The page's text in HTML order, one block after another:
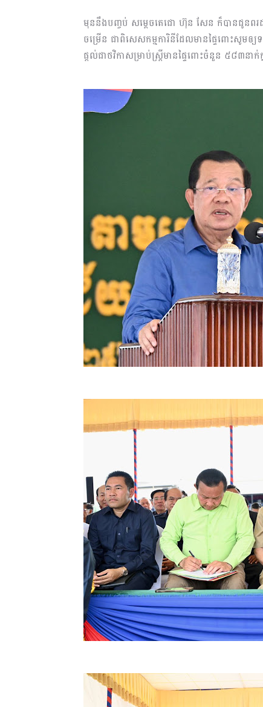
មុននឹងបញ្ចប់ សម្តេចតេជោ ហ៊ុន សែន ក៏បានជូនពរ
ចម្រើន ជាពិសេសកម្មការិនីដែលមានផ្ទៃពោះសូ
ផ្ដល់ជាថវិកាសម្រាប់ស្ត្រីមានផ្ទៃពោះចំនួន ៥៨៣នា